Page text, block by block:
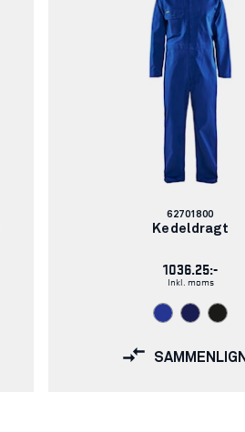
Varenummer:
62701800
Kedeldragt
1036.25:-
Inkl. moms